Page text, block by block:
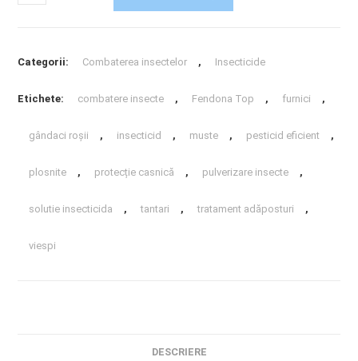
Categorii: Combaterea insectelor , Insecticide
Etichete: combatere insecte , Fendona Top , furnici ,
gândaci roșii , insecticid , muste , pesticid eficient ,
plosnite , protecție casnică , pulverizare insecte ,
solutie insecticida , tantari , tratament adăposturi ,
viespi
DESCRIERE